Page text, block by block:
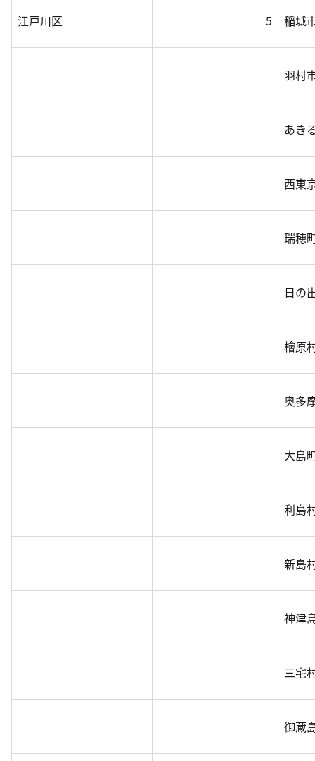
江戸川区 5 稲城
羽村
あき
西東
瑞穂
日の
檜原
奥多
大島
利島
新島
神津
三宅
御蔵